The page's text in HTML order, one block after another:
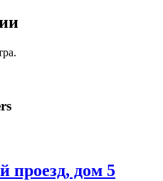
проезд, дом 5